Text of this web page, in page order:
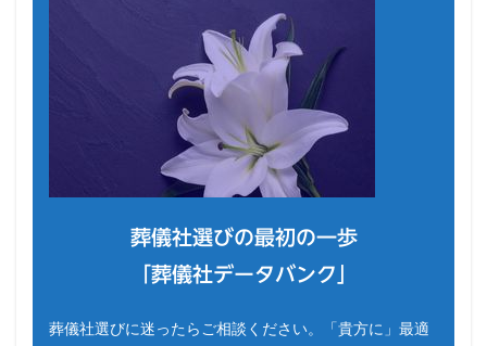
葬儀社選びの最初の一歩
「葬儀社データバンク」
葬儀社選びに迷ったらご相談ください。「貴方に」最適